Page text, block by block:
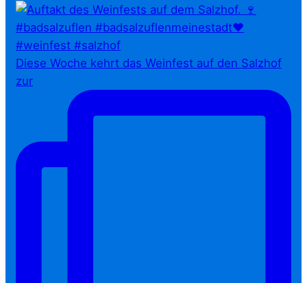
Diese Woche kehrt das Weinfest auf den Salzhof
zur